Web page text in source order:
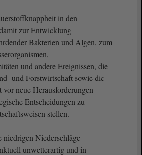
in den
zur Entwicklung
Bakterien und Algen, zum
und andere Ereignissen, die
und Forstwirtschaft sowie die
vor neue Herausforderungen
Entscheidungen zu
stellen.
niedrigen Niederschläge
unwetterartig und in